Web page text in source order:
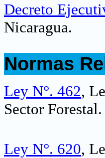
Decreto
Nicaragua.
Normas
Ley N°. 462,
Sector Forestal.
Ley N°. 620,